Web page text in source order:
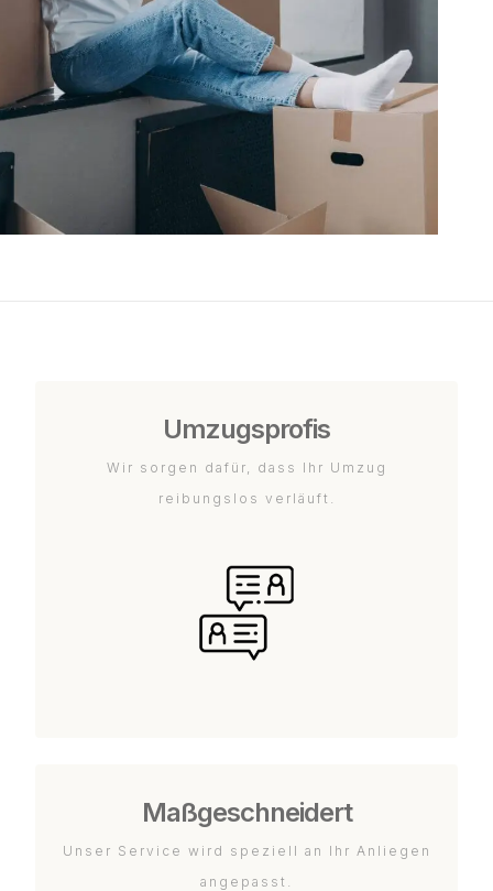
Umzugsprofis
Wir sorgen dafür, dass Ihr Umzug
reibungslos verläuft.
Maßgeschneidert
Unser Service wird speziell an Ihr Anliegen
angepasst.